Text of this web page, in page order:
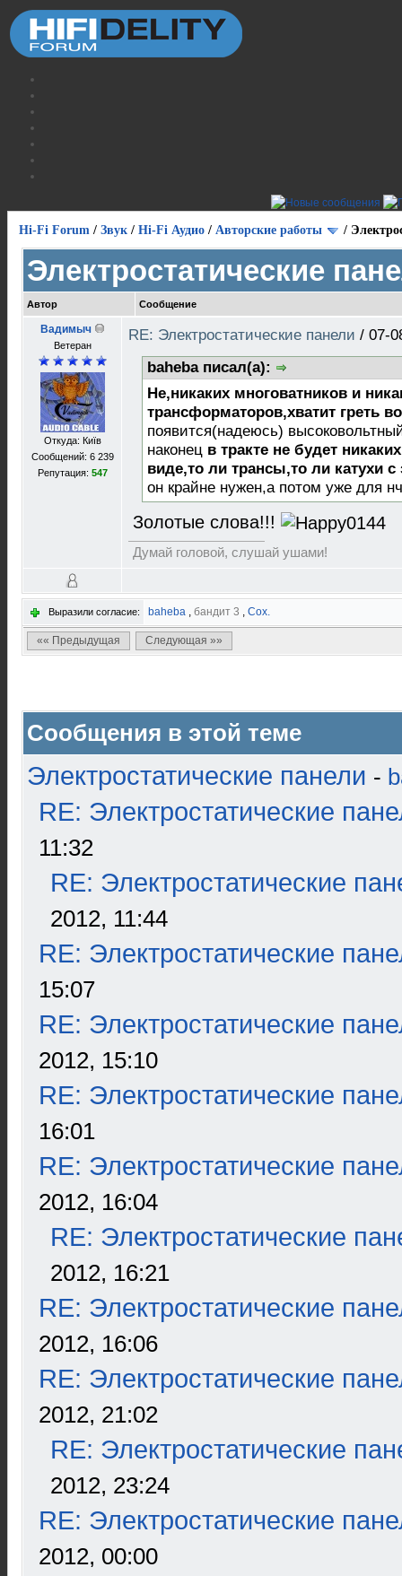
Hi-Fi Forum / Звук / Hi-Fi Аудио / Авторские работы /
Электростатические
Автор Сообщение
Вадимыч
Ветеран
Откуда: Київ
Сообщений: 6 239
Репутация: 547
RE: Электростатические панели / 07-
baheba писал(а):
Не,никаких многоватников и
трансформаторов,хватит греть
появится(надеюсь)
наконец в тракте не будет
виде,то ли трансы,то ли катухи с
он крайне нужен,а потом уже для
Золотые слова!!!
Думай головой, слушай ушами!
Выразили согласие: baheba , бандит 3 , Cox.
«« Предыдущая Следующая »»
Сообщения в этой теме
Электростатические панели -
RE: Электростатические
11:32
RE: Электростатические
2012, 11:44
RE: Электростатические
15:07
RE: Электростатические
2012, 15:10
RE: Электростатические
16:01
RE: Электростатические
2012, 16:04
RE: Электростатические
2012, 16:21
RE: Электростатические
2012, 16:06
RE: Электростатические
2012, 21:02
RE: Электростатические
2012, 23:24
RE: Электростатические
2012, 00:00